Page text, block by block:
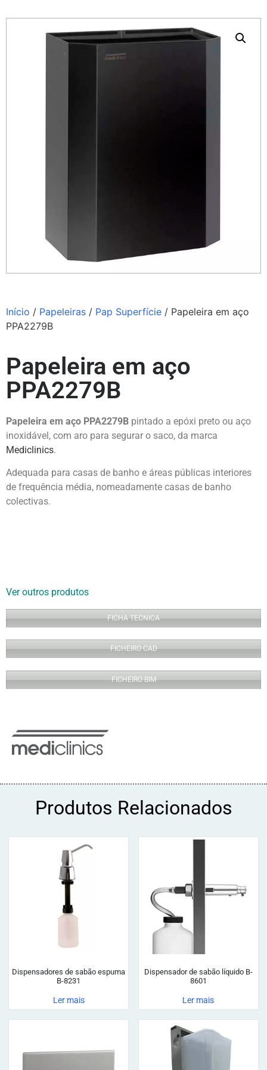
Início / Papeleiras / Pap Superfície / Papeleira em aço
PPA2279B
Papeleira em aço
PPA2279B
Papeleira em aço PPA2279B pintado a epóxi preto ou aço
inoxidável, com aro para segurar o saco, da marca
Mediclinics.
Adequada para casas de banho e áreas públicas interiores
de frequência média, nomeadamente casas de banho
colectivas.
Ver outros produtos
FICHA TECNICA
FICHEIRO CAD
FICHEIRO BIM
Produtos Relacionados
Dispensadores de sabão espuma
B-8231
Ler mais
Dispensador de sabão líquido B-
8601
Ler mais